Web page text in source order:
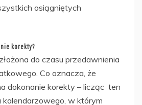
osiągniętych
korekty?
do czasu przedawnienia
Co oznacza, że
dokonanie korekty – licząc ten
kalendarzowego, w którym